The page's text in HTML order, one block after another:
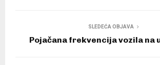
SLEDEĆA OBJAVA
Pojačana frekvencija vozila na